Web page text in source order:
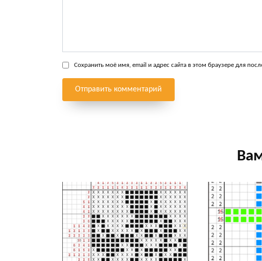
Сохранить моё имя, email и адрес сайта в этом браузере для